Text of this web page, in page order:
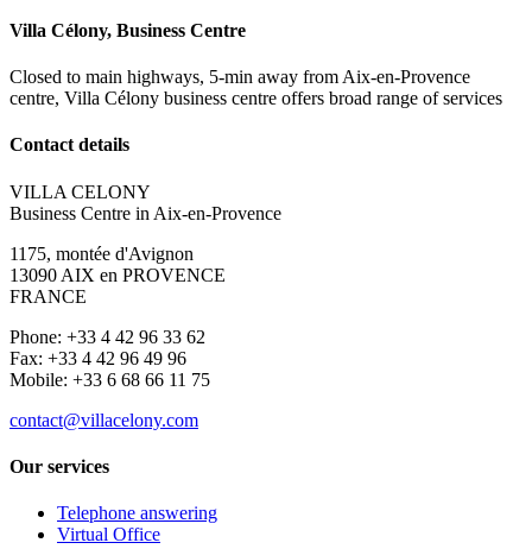
Villa Célony, Business Centre
Closed to main highways, 5-min away from Aix-en-Provence
centre, Villa Célony business centre offers broad range of services
Contact details
VILLA CELONY
Business Centre in Aix-en-Provence
1175, montée d'Avignon
13090 AIX en PROVENCE
FRANCE
Phone: +33 4 42 96 33 62
Fax: +33 4 42 96 49 96
Mobile: +33 6 68 66 11 75
contact@villacelony.com
Our services
Telephone answering
Virtual Office